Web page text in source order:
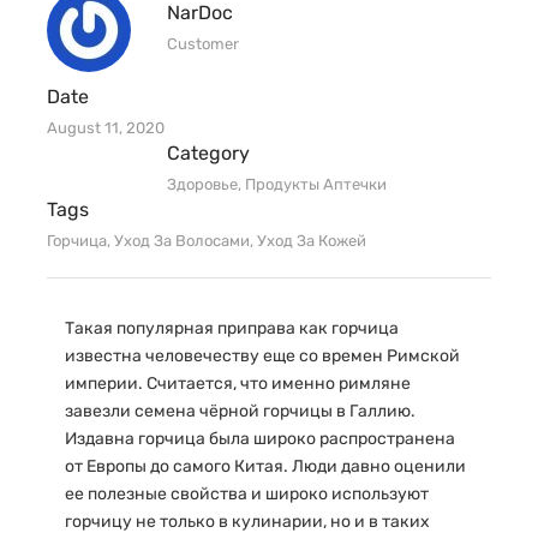
NarDoc
Customer
Date
August 11, 2020
Category
Здоровье, Продукты Аптечки
Tags
Горчица, Уход За Волосами, Уход За Кожей
Такая популярная приправа как горчица
известна человечеству еще со времен Римской
империи. Считается, что именно римляне
завезли семена чёрной горчицы в Галлию.
Издавна горчица была широко распространена
от Европы до самого Китая. Люди давно оценили
ее полезные свойства и широко используют
горчицу не только в кулинарии, но и в таких